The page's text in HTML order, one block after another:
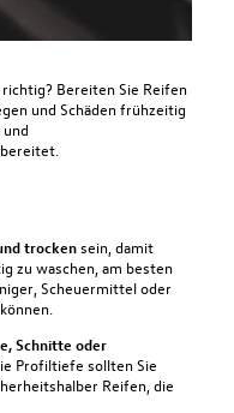
Bereiten Sie Reifen
und Schäden frühzeitig
und
trockensein, damit
zu waschen, am besten
Scheuermittel oder
Schnitte oder
Profiltiefe sollten Sie
Reifen, die